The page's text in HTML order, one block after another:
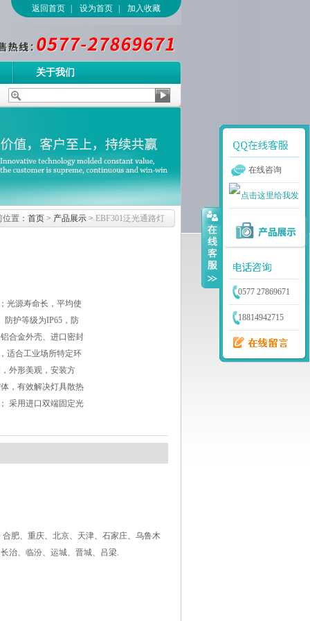
返回首页 设为首页 加入收藏
关于我们
置： 首页 > 产品展示 > EBF301泛光通路灯
光源寿命长，平均使
防护等级为IP65，防
合金外壳、进口密封
适合工业场所特定环
外形美观，安装方
，有效解决灯具散热
采用进口双端固定光
肥、重庆、北京、天津、石家庄、乌鲁木
治、临汾、运城、晋城、吕梁.
在线咨询
0577 27869671
18814942715